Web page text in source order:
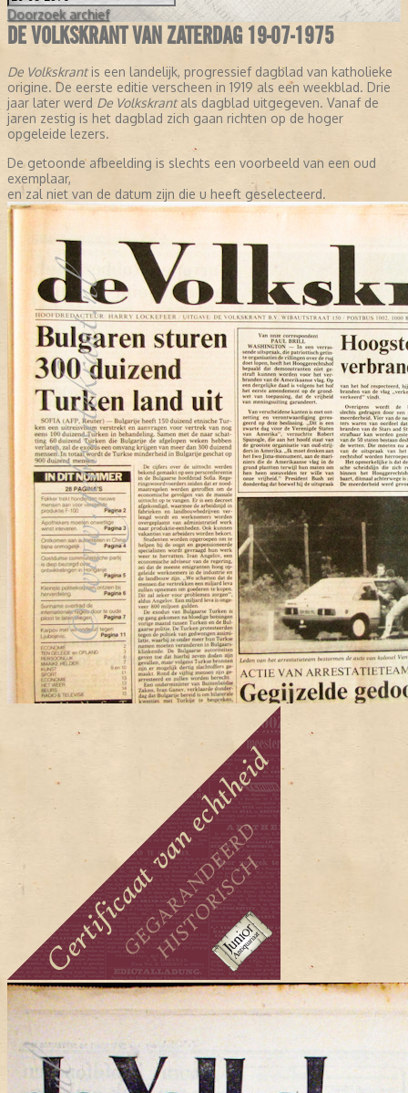
Doorzoek archief
DE VOLKSKRANT VAN ZATERDAG 19-07-1975
De Volkskrantis een landelijk, progressief dagblad van katholieke
origine. De eerste editie verscheen in 1919 als een weekblad. Drie
jaar later werd De Volkskrantals dagblad uitgegeven. Vanaf de
jaren zestig is het dagblad zich gaan richten op de hoger
opgeleide lezers.
De getoonde afbeelding is slechts een voorbeeld van een oud
exemplaar,
en zal niet van de datum zijn die u heeft geselecteerd.